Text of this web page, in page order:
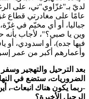
عامًا على مغادرتي قطاع
جباليا، أو أي مخيّم في
وين يا صبي؟"، لأجاب بأنه
فيها جده)، أو اسدودي، أو
وأعمارهم أكبر من عمر
بعد الترحيل والتهجير
الضروريات، ستضع في
-ربما يكون هناك انبعاث-،
الرحيل الأخيرة؟